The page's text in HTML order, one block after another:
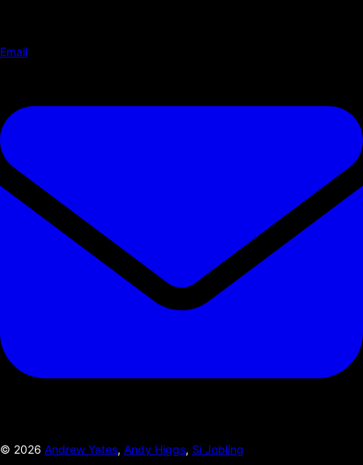
Email
© 2026 Andrew Yates, Andy Higgs, Si Jobling